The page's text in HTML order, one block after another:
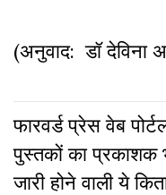
(अनुवाद: डॉ देविना
फारवर्ड प्रेस वेब
पुस्‍तकों का प्रकाशक
जारी होने वाली ये